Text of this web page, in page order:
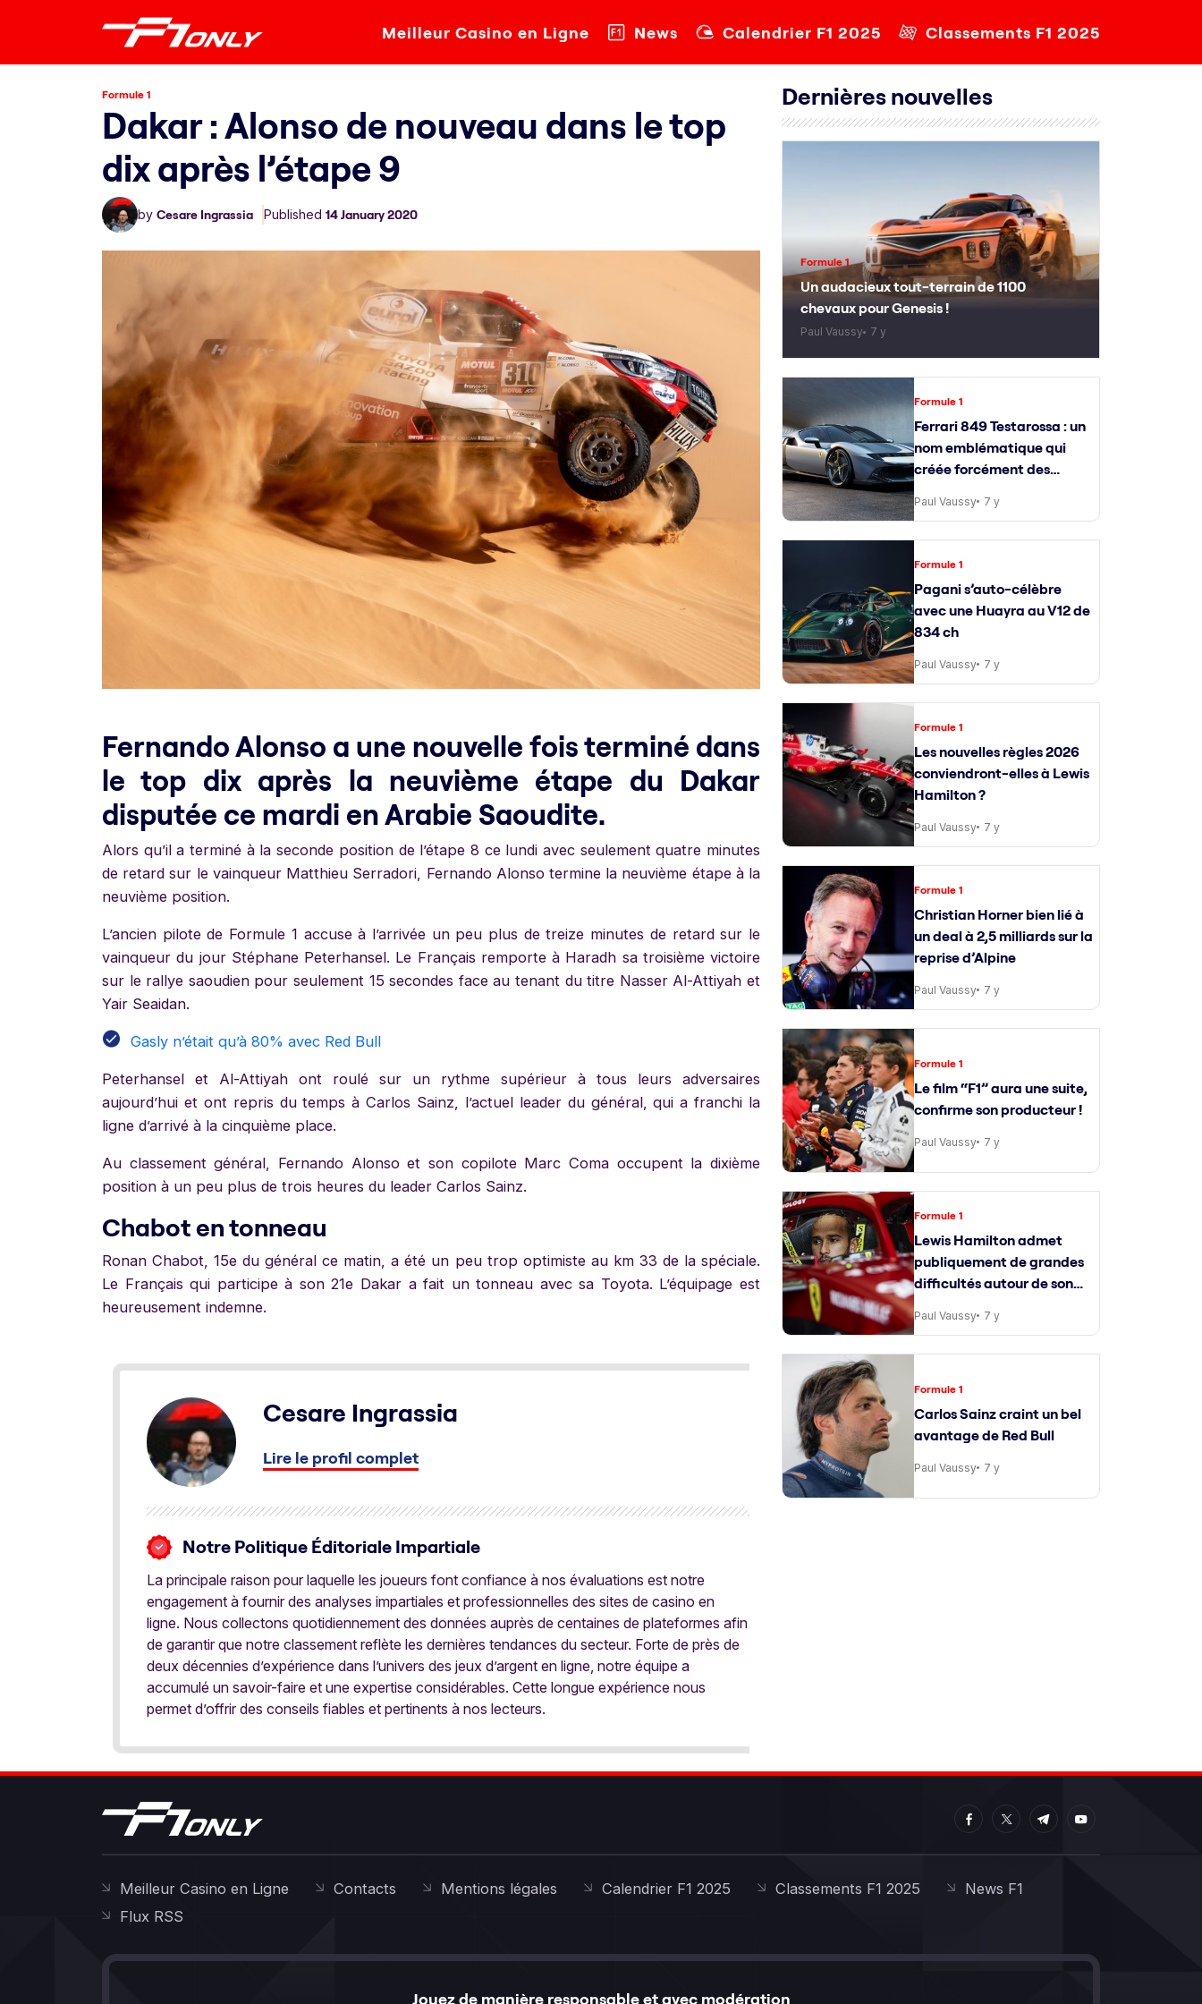
Meilleur Casino en Ligne News Calendrier F1 2025 Classements F1 2025
Formule 1
Dakar : Alonso de nouveau dans le top
dix après l’étape 9
by Cesare Ingrassia Published 14 January 2020
Fernando Alonso a une nouvelle fois terminé dans
le top dix après la neuvième étape du Dakar
disputée ce mardi en Arabie Saoudite.
Alors qu’il a terminé à la seconde position de l’étape 8 ce lundi avec seulement quatre minutes
de retard sur le vainqueur Matthieu Serradori, Fernando Alonso termine la neuvième étape à la
neuvième position.
L’ancien pilote de Formule 1 accuse à l’arrivée un peu plus de treize minutes de retard sur le
vainqueur du jour Stéphane Peterhansel. Le Français remporte à Haradh sa troisième victoire
sur le rallye saoudien pour seulement 15 secondes face au tenant du titre Nasser Al-Attiyah et
Yair Seaidan.
Gasly n’était qu’à 80% avec Red Bull
Peterhansel et Al-Attiyah ont roulé sur un rythme supérieur à tous leurs adversaires
aujourd’hui et ont repris du temps à Carlos Sainz, l’actuel leader du général, qui a franchi la
ligne d’arrivé à la cinquième place.
Au classement général, Fernando Alonso et son copilote Marc Coma occupent la dixième
position à un peu plus de trois heures du leader Carlos Sainz.
Chabot en tonneau
Ronan Chabot, 15e du général ce matin, a été un peu trop optimiste au km 33 de la spéciale.
Le Français qui participe à son 21e Dakar a fait un tonneau avec sa Toyota. L’équipage est
heureusement indemne.
Cesare Ingrassia
Lire le profil complet
Notre Politique Éditoriale Impartiale
La principale raison pour laquelle les joueurs font confiance à nos évaluations est notre
engagement à fournir des analyses impartiales et professionnelles des sites de casino en
ligne. Nous collectons quotidiennement des données auprès de centaines de plateformes afin
de garantir que notre classement reflète les dernières tendances du secteur. Forte de près de
deux décennies d’expérience dans l’univers des jeux d’argent en ligne, notre équipe a
accumulé un savoir-faire et une expertise considérables. Cette longue expérience nous
permet d’offrir des conseils fiables et pertinents à nos lecteurs.
Dernières nouvelles
Formule 1
Un audacieux tout-terrain de 1100
chevaux pour Genesis !
Paul Vaussy 7 y
Formule 1
Ferrari 849 Testarossa : un
nom emblématique qui
créée forcément des
attentes
Paul Vaussy 7 y
Formule 1
Pagani s’auto-célèbre
avec une Huayra au V12 de
834 ch
Paul Vaussy 7 y
Formule 1
Les nouvelles règles 2026
conviendront-elles à Lewis
Hamilton ?
Paul Vaussy 7 y
Formule 1
Christian Horner bien lié à
un deal à 2,5 milliards sur la
reprise d’Alpine
Paul Vaussy 7 y
Formule 1
Le film “F1” aura une suite,
confirme son producteur !
Paul Vaussy 7 y
Formule 1
Lewis Hamilton admet
publiquement de grandes
difficultés autour de son
ingénieur de course
Paul Vaussy 7 y
Formule 1
Carlos Sainz craint un bel
avantage de Red Bull
Paul Vaussy 7 y
Meilleur Casino en Ligne Contacts Mentions légales Calendrier F1 2025 Classements F1 2025
News F1
Flux RSS
Jouez de manière responsable et avec modération